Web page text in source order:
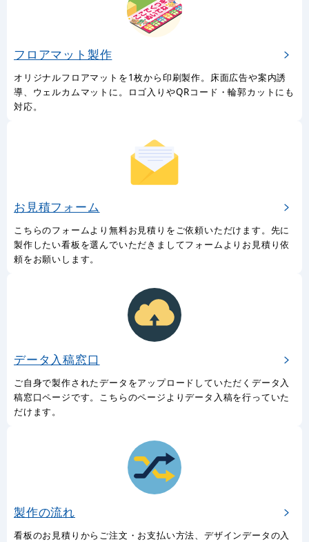
フロアマット製作
オリジナルフロアマットを1枚から印刷製作。床面広告や案内誘
導、ウェルカムマットに。ロゴ入りやQRコード・輪郭カットにも
対応。
お見積フォーム
こちらのフォームより無料お見積りをご依頼いただけます。先に
製作したい看板を選んでいただきましてフォームよりお見積り依
頼をお願いします。
データ入稿窓口
ご自身で製作されたデータをアップロードしていただくデータ入
稿窓口ページです。こちらのページよりデータ入稿を行っていた
だけます。
製作の流れ
看板のお見積りからご注文・お支払い方法、デザインデータの入